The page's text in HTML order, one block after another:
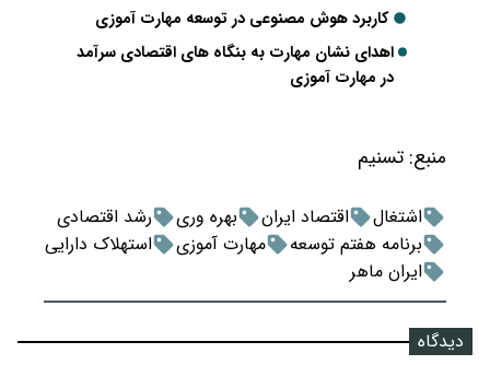
کاربرد هوش مصنوعی در توسعه مهارت آموزی
اهدای نشان مهارت به بنگاه های اقتصادی سرآمد
در مهارت آموزی
منبع: تسنیم
اشتغال اقتصاد ایران بهره وری
رشد اقتصادی
برنامه هفتم توسعه
مهارت آموزی
استهلاک دارایی
ایران ماهر
دیدگاه